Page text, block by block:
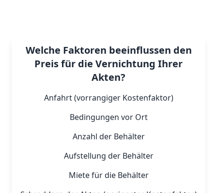
Welche Faktoren beeinflussen den
Preis für die Vernichtung Ihrer
Akten?
Anfahrt (vorrangiger Kostenfaktor)
Bedingungen vor Ort
Anzahl der Behälter
Aufstellung der Behälter
Miete für die Behälter